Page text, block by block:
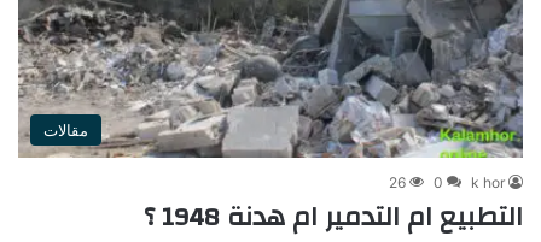
مقالات
k hor
0
26
التطبيع ام التدمير ام هدنة 1948 ؟